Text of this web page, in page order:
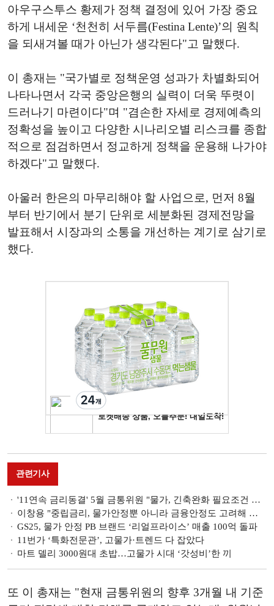
아우구스투스 황제가 정책 결정에 있어 가장 중요
하게 내세운 ‘천천히 서두름(Festina Lente)’의 원칙
을 되새겨볼 때가 아닌가 생각된다"고 말했다.
이 총재는 "국가별로 정책운영 성과가 차별화되어
나타나면서 각국 중앙은행의 실력이 더욱 뚜렷이
드러나기 마련이다"며 "겸손한 자세로 경제예측의
정확성을 높이고 다양한 시나리오별 리스크를 종합
적으로 점검하면서 정교하게 정책을 운용해 나가야
하겠다"고 말했다.
아울러 한은의 마무리해야 할 사업으로, 먼저 8월
부터 반기에서 분기 단위로 세분화된 경제전망을
발표해서 시장과의 소통을 개선하는 계기로 삼기로
했다.
관련기사
'11연속 금리동결' 5월 금통위원 "물가, 긴축완화 필요조건 점차 충족…성장 영향 점검"
이창용 "중립금리, 물가안정뿐 아니라 금융안정도 고려해 추정"
GS25, 물가 안정 PB 브랜드 ‘리얼프라이스’ 매출 100억 돌파
11번가 ‘특화전문관’, 고물가·트렌드 다 잡았다
마트 델리 3000원대 초밥…고물가 시대 ‘갓성비’한 끼
또 이 총재는 "현재 금통위원의 향후 3개월 내 기준